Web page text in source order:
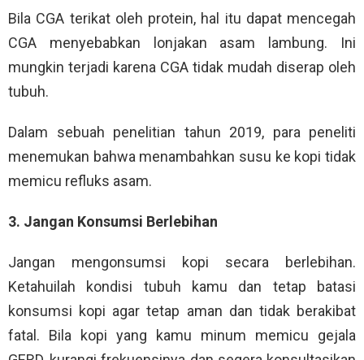
Bila CGA terikat oleh protein, hal itu dapat mencegah
CGA menyebabkan lonjakan asam lambung. Ini
mungkin terjadi karena CGA tidak mudah diserap oleh
tubuh.
Dalam sebuah penelitian tahun 2019, para peneliti
menemukan bahwa menambahkan susu ke kopi tidak
memicu refluks asam.
3. Jangan Konsumsi Berlebihan
Jangan mengonsumsi kopi secara berlebihan.
Ketahuilah kondisi tubuh kamu dan tetap batasi
konsumsi kopi agar tetap aman dan tidak berakibat
fatal. Bila kopi yang kamu minum memicu gejala